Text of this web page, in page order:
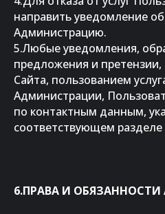
направить уведомление об
Администрацию.
5.Любые уведомления,
предложения и претензии,
Сайта, пользованием
Администрации,
по контактным данным,
соответствующем разделе
6.ПРАВА И